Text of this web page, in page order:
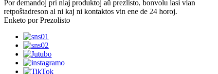
Por demandoj pri niaj produktoj aŭ prezlisto, bonvolu lasi vian
retpoŝtadreson al ni kaj ni kontaktos vin ene de 24 horoj.
Enketo por Prezolisto